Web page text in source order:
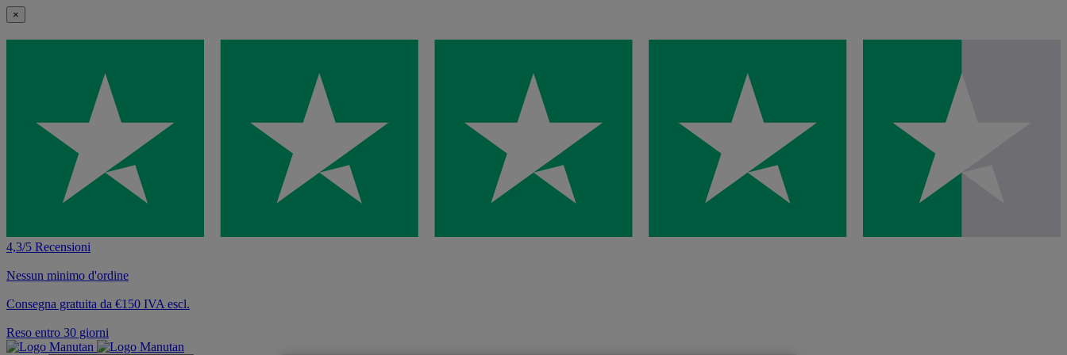
×
4,3/5 Recensioni
Nessun minimo d'ordine
Consegna gratuita da €150 IVA escl.
Reso entro 30 giorni